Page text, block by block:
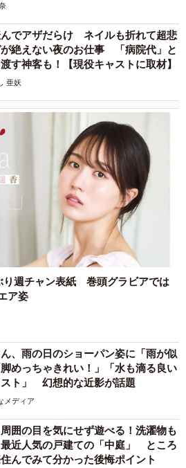
ね。ソウルやディスコ、ジャズの
かけるDJもいます」（Tさん）
母体は、2018年に東京で設立さ
に扱う「VDS」で、店長やTさん
の実店舗なのだという。
本人のコミュニティが少なくて、
を持っても入口があまりないんで
を伝えるひとつのきっかけになれ
ていた。
シティ・ポップのレコードを持っ
らせてほしい」と店長に頼むと、
トをするんだ…」と苦笑しなが
」（1976年）をチョイ
ップ、ありがとう佐藤博、そし
。素敵なシティ・ポップを教えて
きたいと思います！
vds.london/
でアザだらけ ネイルも折れて超悲
絶えない夜のお仕事 「病院代」と
す神客も！【現役キャストに取材】
亜妖
週チャン表紙 巻頭グラビアでは
ア姿
、雨の日のショーパン姿に「雨が似
めっちゃきれい！」「水も滴る良い
スト」 幻想的な近影が話題
メディア
周囲の目を気にせず遊べる！洗濯物も
近人気の戸建ての「中庭」 ところ
んでみて分かった後悔ポイント